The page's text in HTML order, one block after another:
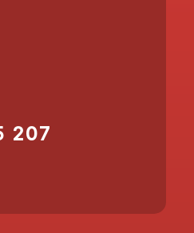
207